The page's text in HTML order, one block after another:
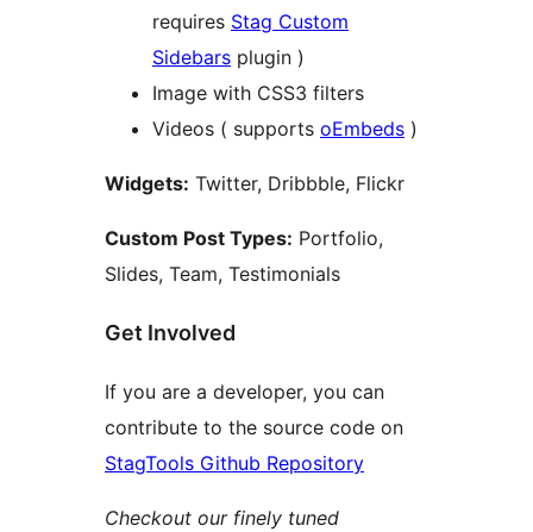
requires Stag Custom
Sidebars plugin )
Image with CSS3 filters
Videos ( supports oEmbeds )
Widgets: Twitter, Dribbble, Flickr
Custom Post Types: Portfolio,
Slides, Team, Testimonials
Get Involved
If you are a developer, you can
contribute to the source code on
StagTools Github Repository
Checkout our finely tuned